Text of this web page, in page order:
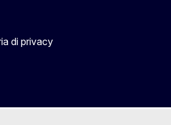
di privacy